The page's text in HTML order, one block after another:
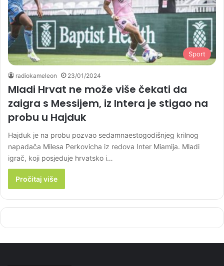
Sport
radiokameleon 23/01/2024
Mladi Hrvat ne može više čekati da
zaigra s Messijem, iz Intera je stigao na
probu u Hajduk
Hajduk je na probu pozvao sedamnaestogodišnjeg krilnog
napadača Milesa Perkovicha iz redova Inter Miamija. Mladi
igrač, koji posjeduje hrvatsko i…
Pročitaj više